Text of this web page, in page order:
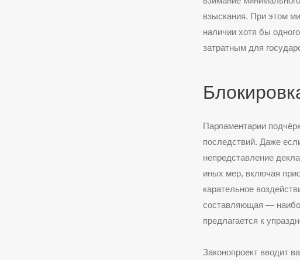
взыскания. При этом
наличии хотя бы
затратным для
Парламентарии
последствий. Даже
непредставление
иных мер, включая
карательное
составляющая —
предлагается к
Законопроект вводит